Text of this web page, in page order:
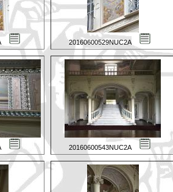
20160600529NUC2A
20160600543NUC2A